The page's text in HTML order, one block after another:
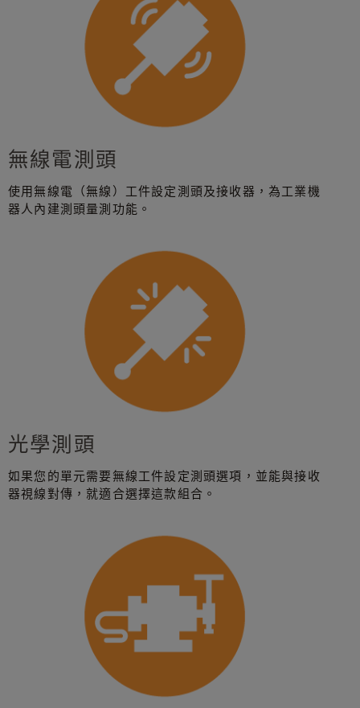
無線電測頭
使用無線電（無線）工件設定測頭及接收器，為工業機
器人內建測頭量測功能。
光學測頭
如果您的單元需要無線工件設定測頭選項，並能與接收
器視線對傳，就適合選擇這款組合。